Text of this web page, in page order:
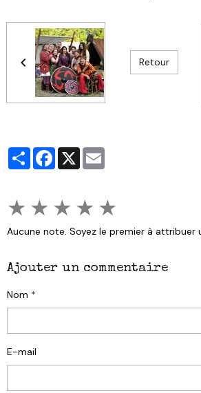
Retour
PartagerFacebook
X
★ ★ ★ ★ ★
Aucune note. Soyez le premier à attribuer
Ajouter un commentaire
Nom
E-mail